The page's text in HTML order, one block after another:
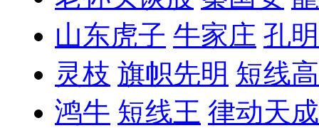
山东虎子 牛家庄 孔
灵枝 旗帜先明 短线
鸿牛 短线王 律动天成